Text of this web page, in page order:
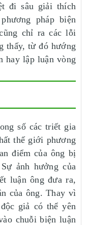
đi sâu giải thích
pháp biện
chỉ ra các lỗi
thấy, từ đó hướng
hay lập luận vòng
số các triết gia
thế giới phương
điểm của ông bị
ảnh hưởng của
luận ông đưa ra,
của ông. Thay vì
giả có thể yên
chuỗi biện luận